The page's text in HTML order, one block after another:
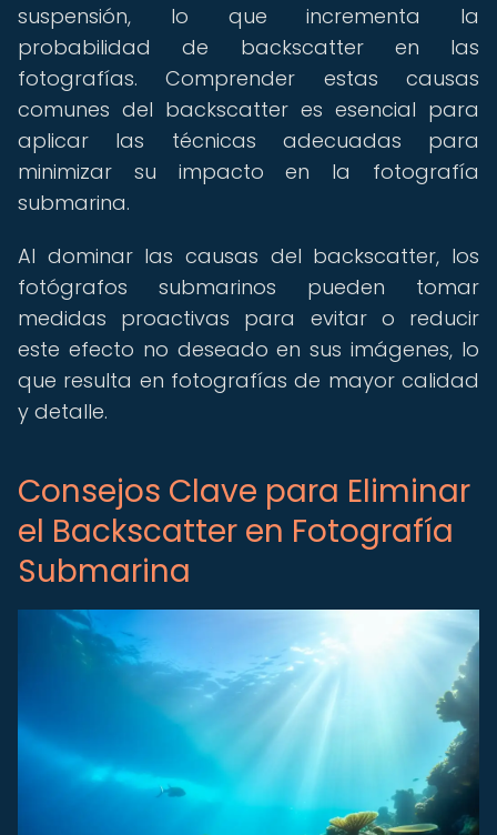
suspensión, lo que incrementa la
probabilidad de backscatter en las
fotografías. Comprender estas causas
comunes del backscatter es esencial para
aplicar las técnicas adecuadas para
minimizar su impacto en la fotografía
submarina.
Al dominar las causas del backscatter, los
fotógrafos submarinos pueden tomar
medidas proactivas para evitar o reducir
este efecto no deseado en sus imágenes, lo
que resulta en fotografías de mayor calidad
y detalle.
Consejos Clave para Eliminar
el Backscatter en Fotografía
Submarina